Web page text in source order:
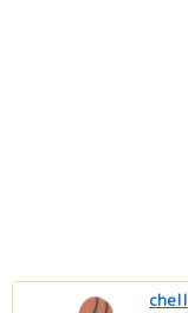
chell